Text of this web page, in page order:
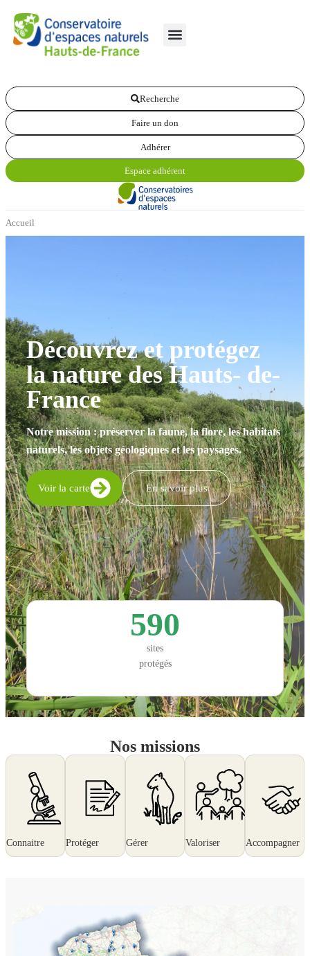
Recherche
Faire un don
Adhérer
Espace adhérent
Accueil
Découvrez et protégez
la nature des Hauts- de-
France
Notre mission : préserver la faune, la flore, les habitats
naturels, les objets géologiques et les paysages.
Voir la carte En savoir plus
590
sites
protégés
Nos missions
Connaitre Protéger Gérer Valoriser Accompagner